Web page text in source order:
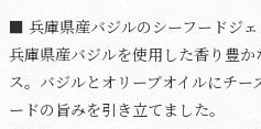
■ 兵庫県産バジルのシーフードジェ
兵庫県産バジルを使用した香り豊
ス。バジルとオリーブオイルにチ
ードの旨みを引き立てました。